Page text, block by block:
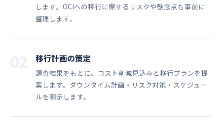
します。OCIへの移行に際するリスクや懸念点も事前に
整理します。
移行計画の策定
調査結果をもとに、コスト削減見込みと移行プランを提
案します。ダウンタイム計画・リスク対策・スケジュー
ルを明示します。